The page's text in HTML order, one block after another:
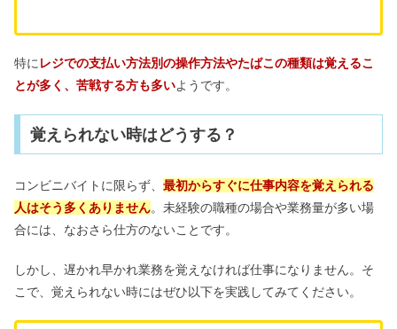
特に レジでの支払い方法別の操作方法やたばこの種類は覚えるこ
とが多く、苦戦する方も多いようです。
覚えられない時はどうする？
コンビニバイトに限らず、 最初からすぐに仕事内容を覚えられる
人はそう多くありません。未経験の職種の場合や業務量が多い場
合には、なおさら仕方のないことです。
しかし、遅かれ早かれ業務を覚えなければ仕事になりません。そ
こで、覚えられない時にはぜひ以下を実践してみてください。